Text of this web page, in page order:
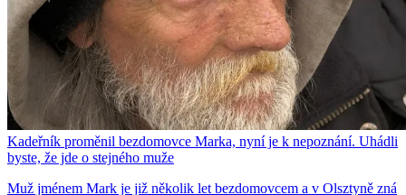
Kadeřník proměnil bezdomovce Marka, nyní je k nepoznání. Uhádli
byste, že jde o stejného muže
Muž jménem Mark je již několik let bezdomovcem a v Olsztyně zná